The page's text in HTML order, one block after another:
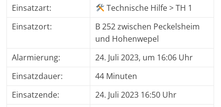
Einsatzart:
Technische Hilfe > TH 1
Einsatzort:
B 252 zwischen Peckelsheim
und Hohenwepel
Alarmierung:
24. Juli 2023, um 16:06 Uhr
Einsatzdauer:
44 Minuten
Einsatzende:
24. Juli 2023 16:50 Uhr